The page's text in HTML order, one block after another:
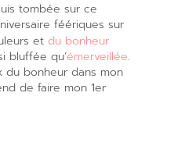
tombée sur ce
féériques sur
et du bonheur
bluffée qu’émerveillée.
du bonheur dans mon
de faire mon 1er